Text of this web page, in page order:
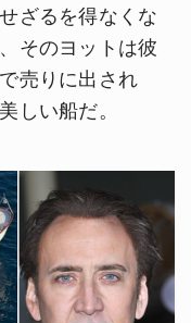
ざるを得なくな
そのヨットは彼
売りに出され
しい船だ。